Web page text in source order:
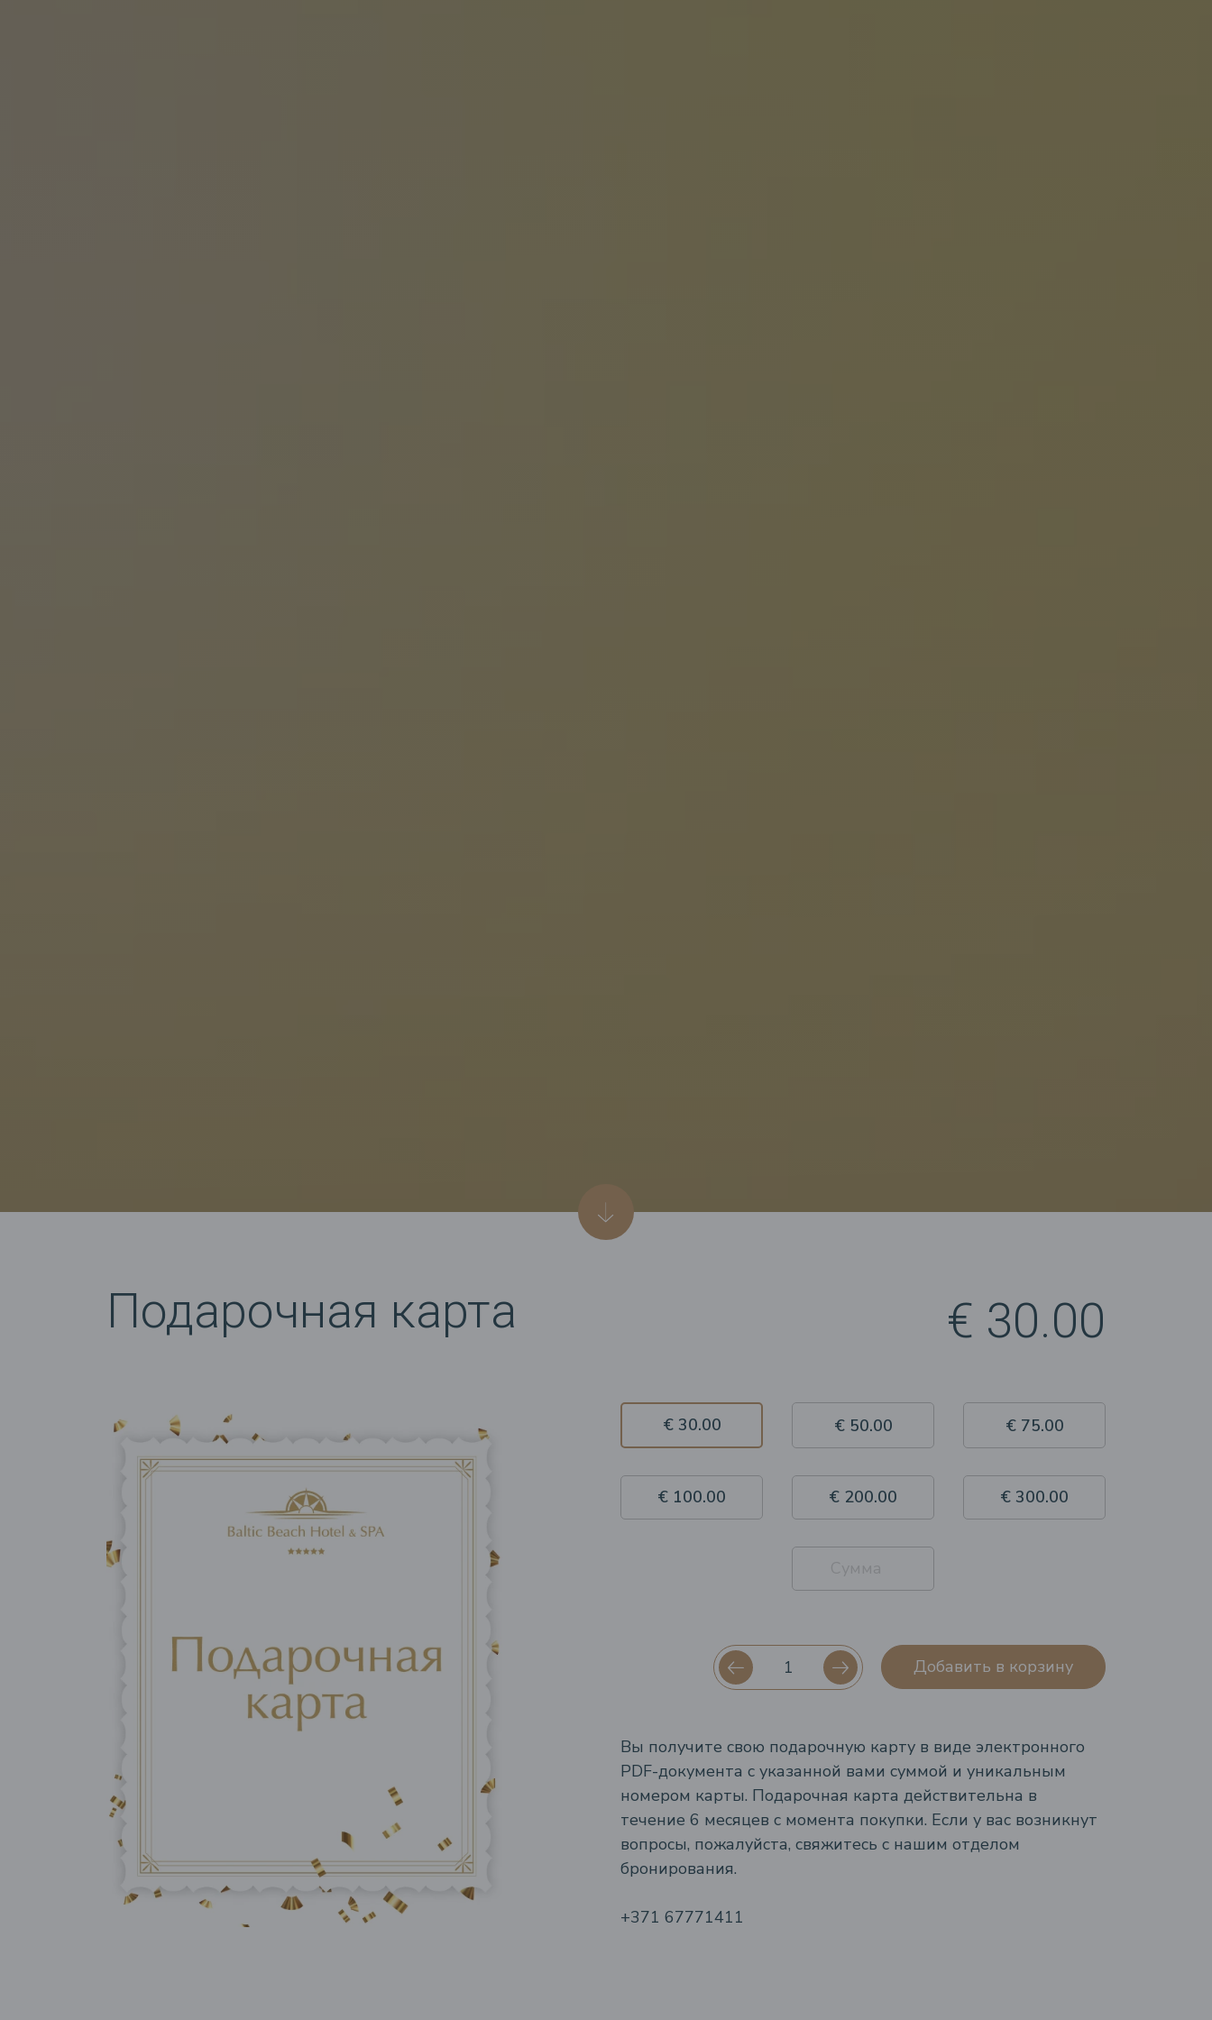
Подарочная карта € 30.00
€ 30.00 € 50.00 € 75.00
€ 100.00 € 200.00 € 300.00
Добавить в корзину
Вы получите свою подарочную карту в виде электронного
PDF-документа с указанной вами суммой и уникальным
номером карты. Подарочная карта действительна в
течение 6 месяцев с момента покупки. Если у вас возникнут
вопросы, пожалуйста, свяжитесь с нашим отделом
бронирования.
+371 67771411